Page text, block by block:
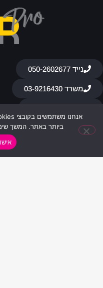
נייד 050-2602677
משרד 03-9216430​
שוהם 11 פתח תקווה
ביותר באתר. המשך